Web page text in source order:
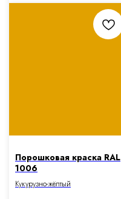
Порошковая краска RAL
1006
Кукурузно-жёлтый